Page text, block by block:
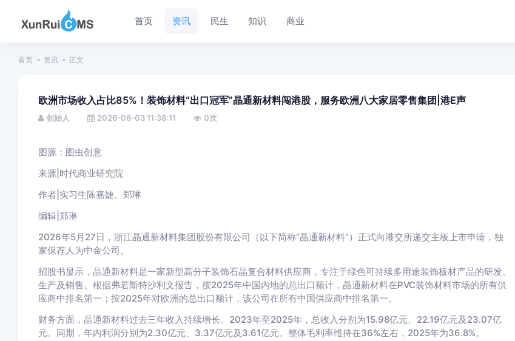
首页 资讯 民生 知识 商业
首页 资讯 正文
欧洲市场收入占比85%！装饰材料“出口冠军”晶通新材料闯港股，服务欧洲八大家居零售集团|港E声
创始人 2026-06-03 11:38:11 0次
图源：图虫创意
来源|时代商业研究院
作者|实习生陈嘉婕、郑琳
编辑|郑琳
2026年5月27日，浙江晶通新材料集团股份有限公司（以下简称“晶通新材料”）正式向港交所递交主板上市申请，独
家保荐人为中金公司。
招股书显示，晶通新材料是一家新型高分子装饰石晶复合材料供应商，专注于绿色可持续多用途装饰板材产品的研发、
生产及销售。根据弗若斯特沙利文报告，按2025年中国内地的总出口额计，晶通新材料在PVC装饰材料市场的所有供
应商中排名第一；按2025年对欧洲的总出口额计，该公司在所有中国供应商中排名第一。
财务方面，晶通新材料过去三年收入持续增长。2023年至2025年，总收入分别为15.98亿元、22.19亿元及23.07亿
元。同期，年内利润分别为2.30亿元、3.37亿元及3.61亿元。整体毛利率维持在36%左右，2025年为36.8%。